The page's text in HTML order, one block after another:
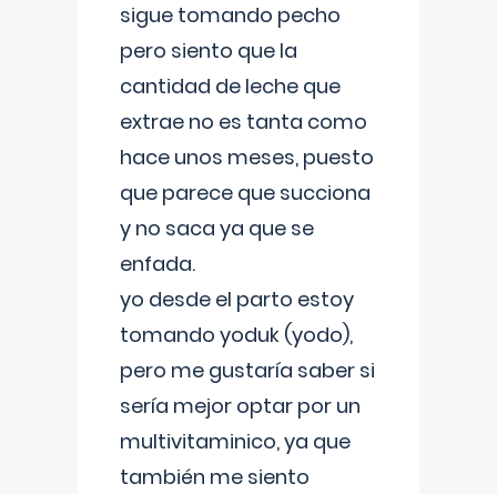
sigue tomando pecho
pero siento que la
cantidad de leche que
extrae no es tanta como
hace unos meses, puesto
que parece que succiona
y no saca ya que se
enfada.
yo desde el parto estoy
tomando yoduk (yodo),
pero me gustaría saber si
sería mejor optar por un
multivitaminico, ya que
también me siento